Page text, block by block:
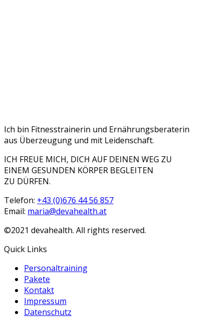
Ich bin Fitnesstrainerin und Ernährungsberaterin
aus Überzeugung und mit Leidenschaft.
ICH FREUE MICH, DICH AUF DEINEN WEG ZU
EINEM GESUNDEN KÖRPER BEGLEITEN
ZU DÜRFEN.
Telefon: +43 (0)676 44 56 857
Email: maria@devahealth.at
©2021 devahealth. All rights reserved.
Quick Links
Personaltraining
Pakete
Kontakt
Impressum
Datenschutz